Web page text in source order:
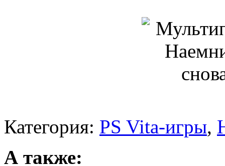
Категория: PS Vita-игры,
А также: